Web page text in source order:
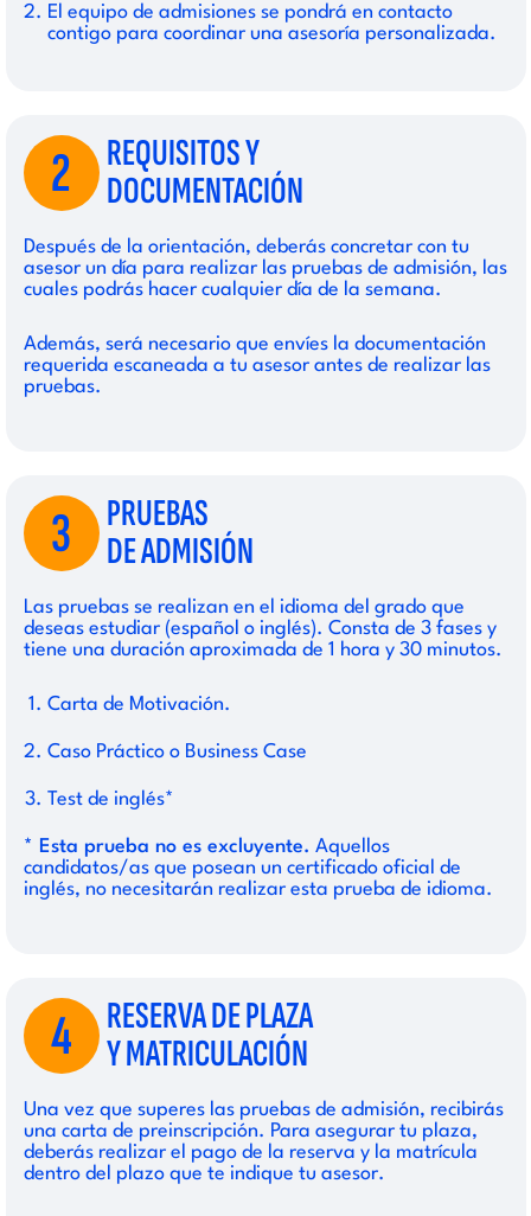
El equipo de admisiones se pondrá en contacto
contigo para coordinar una asesoría personalizada.
2
REQUISITOS Y
DOCUMENTACIÓN
Después de la orientación, deberás concretar con tu
asesor un día para realizar las pruebas de admisión, las
cuales podrás hacer cualquier día de la semana.
Además, será necesario que envíes la documentación
requerida escaneada a tu asesor antes de realizar las
pruebas.
3
PRUEBAS
DE ADMISIÓN
Las pruebas se realizan en el idioma del grado que
deseas estudiar (español o inglés). Consta de 3 fases y
tiene una duración aproximada de 1 hora y 30 minutos.
Carta de Motivación.
Caso Práctico o Business Case
Test de inglés*
* Esta prueba no es excluyente. Aquellos
candidatos/as que posean un certificado oficial de
inglés, no necesitarán realizar esta prueba de idioma.
4
RESERVA DE PLAZA
Y MATRICULACIÓN
Una vez que superes las pruebas de admisión, recibirás
una carta de preinscripción. Para asegurar tu plaza,
deberás realizar el pago de la reserva y la matrícula
dentro del plazo que te indique tu asesor.